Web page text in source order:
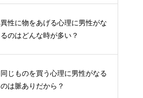
異性に物をあげる心理に男性がな
るのはどんな時が多い？
同じものを買う心理に男性がなる
のは脈ありだから？